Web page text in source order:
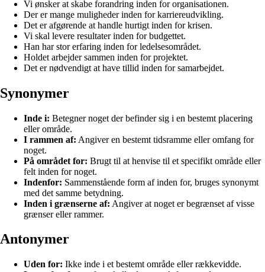
Vi ønsker at skabe forandring inden for organisationen.
Der er mange muligheder inden for karriereudvikling.
Det er afgørende at handle hurtigt inden for krisen.
Vi skal levere resultater inden for budgettet.
Han har stor erfaring inden for ledelsesområdet.
Holdet arbejder sammen inden for projektet.
Det er nødvendigt at have tillid inden for samarbejdet.
Synonymer
Inde i: Betegner noget der befinder sig i en bestemt placering
eller område.
I rammen af: Angiver en bestemt tidsramme eller omfang for
noget.
På området for: Brugt til at henvise til et specifikt område eller
felt inden for noget.
Indenfor: Sammenstående form af inden for, bruges synonymt
med det samme betydning.
Inden i grænserne af: Angiver at noget er begrænset af visse
grænser eller rammer.
Antonymer
Uden for: Ikke inde i et bestemt område eller rækkevidde.